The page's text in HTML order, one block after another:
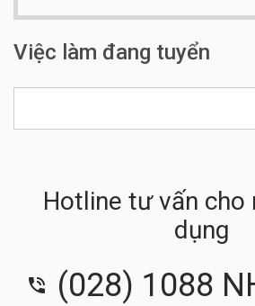
Việc làm đang tuyển
Hotline tư vấn cho
dụng
(028) 1088